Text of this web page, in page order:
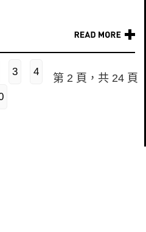
第 2 頁，共 24 頁
3 4